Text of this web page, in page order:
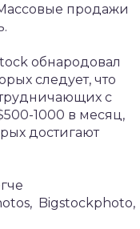
продажи
обнародовал
следует, что
с
1000 в месяц,
достигают
Bigstockphoto,